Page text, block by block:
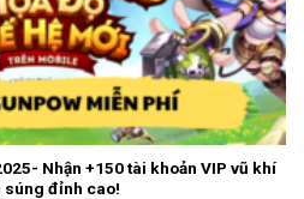
Nhận +150 tài khoản VIP vũ khí
súng đỉnh cao!